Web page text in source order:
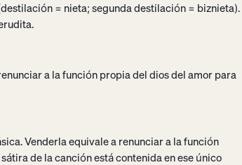
= nieta; segunda destilación = biznieta).
a la función propia del dios del amor para
Venderla equivale a renunciar a la función
de la canción está contenida en ese único